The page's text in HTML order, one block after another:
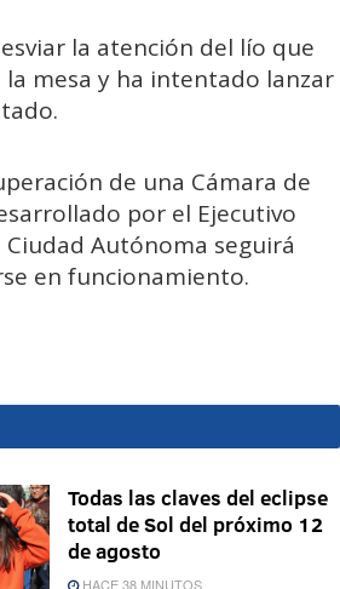
la atención del lío que
mesa y ha intentado lanzar
de una Cámara de
por el Ejecutivo
Autónoma seguirá
en funcionamiento.
Todas las claves del eclipse
total de Sol del próximo 12
de agosto
HACE 38 MINUTOS